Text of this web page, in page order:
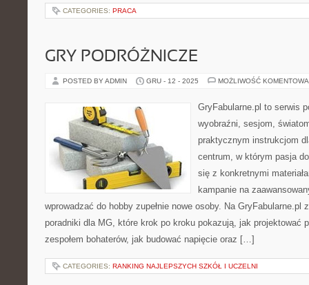
CATEGORIES: PRACA
GRY PODRÓŻNICZE
POSTED BY ADMIN GRU - 12 - 2025 MOŻLIWOŚĆ
GryFabularne.pl to serwis
wyobraźni, sesjom,
praktycznym instrukcjom
centrum, w którym pasja
się z konkretnymi
kampanie na
wprowadzać do hobby zupełnie nowe osoby. Na GryFabularne.pl
poradniki dla MG, które krok po kroku pokazują, jak projektować
zespołem bohaterów, jak budować napięcie oraz […]
CATEGORIES: RANKING NAJLEPSZYCH SZKÓŁ I UCZELNI